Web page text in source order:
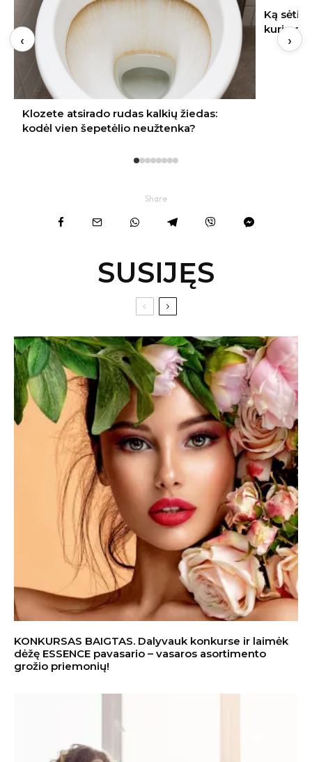
Ką sėti rugpjūtį Lietuvoje: 9 daržovės,
kurių derlių dar spėsite nuimti rudenį
‹ ›
Share
SUSIJĘS
KONKURSAS BAIGTAS. Dalyvauk konkurse ir laimėk
dėžę ESSENCE pavasario – vasaros asortimento
grožio priemonių!